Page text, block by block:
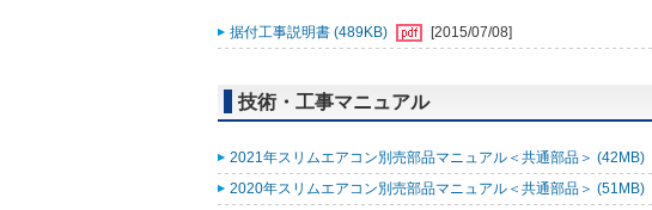
据付工事説明書 (489KB) [2015/07/08]
技術・工事マニュアル
2021年スリムエアコン別売部品マニュアル＜共通部品＞ (42MB)
2020年スリムエアコン別売部品マニュアル＜共通部品＞ (51MB)